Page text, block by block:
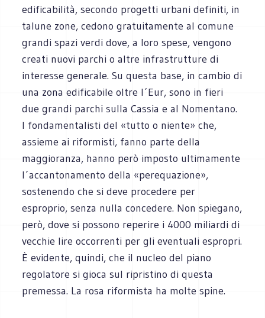
edificabilità, secondo progetti urbani definiti, in
talune zone, cedono gratuitamente al comune
grandi spazi verdi dove, a loro spese, vengono
creati nuovi parchi o altre infrastrutture di
interesse generale. Su questa base, in cambio di
una zona edificabile oltre l´Eur, sono in fieri
due grandi parchi sulla Cassia e al Nomentano.
I fondamentalisti del «tutto o niente» che,
assieme ai riformisti, fanno parte della
maggioranza, hanno però imposto ultimamente
l´accantonamento della «perequazione»,
sostenendo che si deve procedere per
esproprio, senza nulla concedere. Non spiegano,
però, dove si possono reperire i 4000 miliardi di
vecchie lire occorrenti per gli eventuali espropri.
È evidente, quindi, che il nucleo del piano
regolatore si gioca sul ripristino di questa
premessa. La rosa riformista ha molte spine.